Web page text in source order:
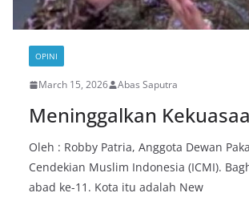
OPINI
March 15, 2026 Abas Saputra
Meninggalkan
Oleh : Robby Patria, Anggota Dewan
Cendekian Muslim Indonesia (ICMI).
abad ke-11. Kota itu adalah New